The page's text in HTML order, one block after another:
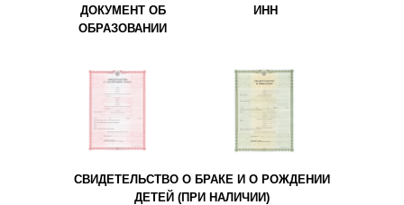
ИНН
ДОКУМЕНТ ОБ
ОБРАЗОВАНИИ
СВИДЕТЕЛЬСТВО О БРАКЕ И О РОЖДЕНИИ
ДЕТЕЙ (ПРИ НАЛИЧИИ)